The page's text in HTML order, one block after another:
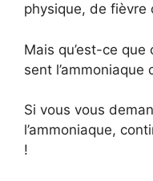
physique, de fièvre
Mais qu’est-ce
sent l’ammoniaque
Si vous vous
l’ammoniaque,
!